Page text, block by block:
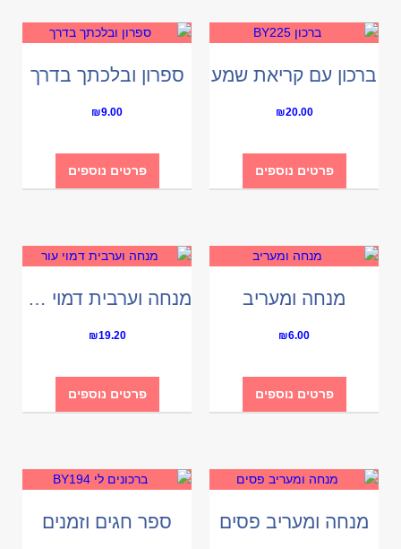
ברכון עם קריאת שמע
₪20.00
פרטים נוספים
ספרון ובלכתך בדרך
₪9.00
פרטים נוספים
מנחה ומעריב
₪6.00
פרטים נוספים
מנחה וערבית דמוי עור
₪19.20
פרטים נוספים
מנחה ומעריב פסים ספר חגים וזמנים